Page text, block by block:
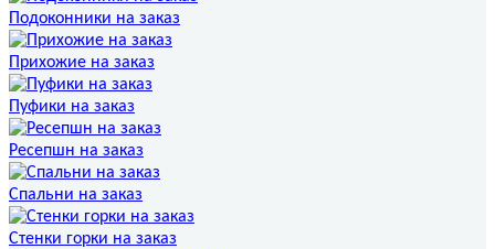
Подоконники на заказ
Прихожие на заказ
Пуфики на заказ
Ресепшн на заказ
Спальни на заказ
Стенки горки на заказ